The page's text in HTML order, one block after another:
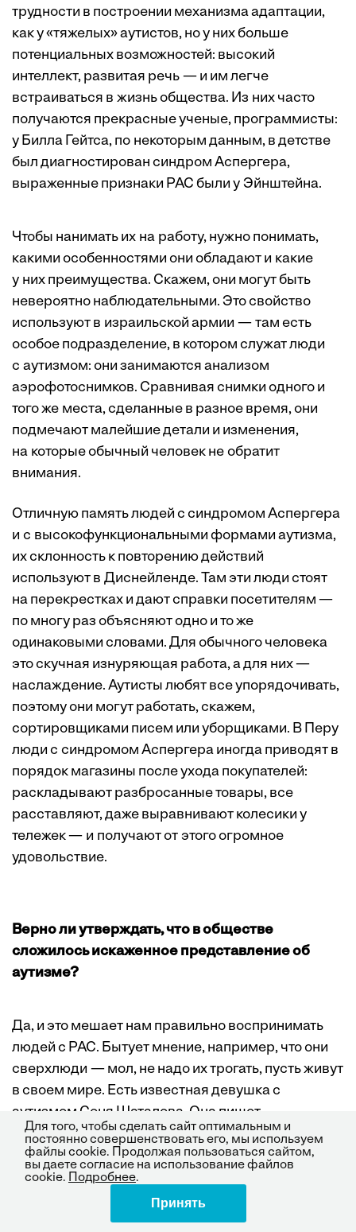
трудности в построении механизма адаптации,
как у «тяжелых» аутистов, но у них больше
потенциальных возможностей: высокий
интеллект, развитая речь — и им легче
встраиваться в жизнь общества. Из них часто
получаются прекрасные ученые, программисты:
у Билла Гейтса, по некоторым данным, в детстве
был диагностирован синдром Аспергера,
выраженные признаки РАС были у Эйнштейна.
Чтобы нанимать их на работу, нужно понимать,
какими особенностями они обладают и какие
у них преимущества. Скажем, они могут быть
невероятно наблюдательными. Это свойство
используют в израильской армии — там есть
особое подразделение, в котором служат люди
с аутизмом: они занимаются анализом
аэрофотоснимков. Сравнивая снимки одного и
того же места, сделанные в разное время, они
подмечают малейшие детали и изменения,
на которые обычный человек не обратит
внимания.
Отличную память людей с синдромом Аспергера
и с высокофункциональными формами аутизма,
их склонность к повторению действий
используют в Диснейленде. Там эти люди стоят
на перекрестках и дают справки посетителям —
по многу раз объясняют одно и то же
одинаковыми словами. Для обычного человека
это скучная изнуряющая работа, а для них —
наслаждение. Аутисты любят все упорядочивать,
поэтому они могут работать, скажем,
сортировщиками писем или уборщиками. В Перу
люди с синдромом Аспергера иногда приводят в
порядок магазины после ухода покупателей:
раскладывают разбросанные товары, все
расставляют, даже выравнивают колесики у
тележек — и получают от этого огромное
удовольствие.
Верно ли утверждать, что в обществе
сложилось искаженное представление об
аутизме?
Да, и это мешает нам правильно воспринимать
людей с РАС. Бытует мнение, например, что они
сверхлюди — мол, не надо их трогать, пусть живут
в своем мире. Есть известная девушка с
аутизмом Соня Шаталова. Она пишет
потрясающие стихи. Но это очень страдающий
человек с тяжелой формой инвалидности, она
часто ведет себя крайне агрессивно, не может
ни с кем разговаривать. Считать ли ее
сверхчеловеком? Человек с аутизмом — это
Для того, чтобы сделать сайт оптимальным и
постоянно совершенствовать его, мы используем
файлы cookie. Продолжая пользоваться сайтом,
вы даете согласие на использование файлов
cookie.
Подробнее.
Принять